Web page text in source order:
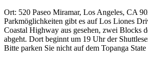
Ort: 520 Paseo Miramar, Los Angeles, CA
Parkmöglichkeiten gibt es auf Los Liones
Coastal Highway aus gesehen, zwei Blocks
abgeht. Dort beginnt um 19 Uhr der
Bitte parken Sie nicht auf dem Topanga